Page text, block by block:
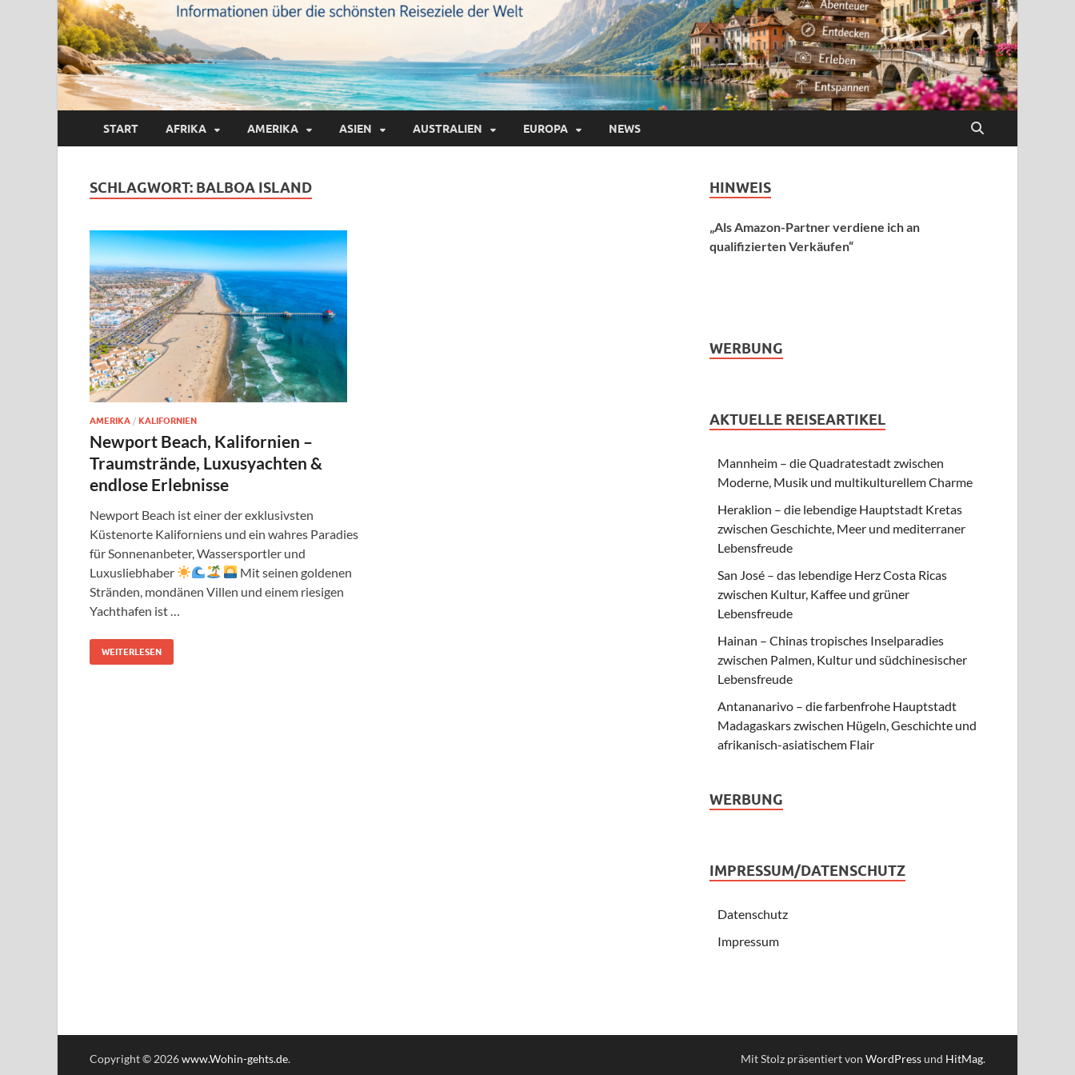
START AFRIKA AMERIKA ASIEN AUSTRALIEN EUROPA NEWS
SCHLAGWORT: BALBOA ISLAND
AMERIKA / KALIFORNIEN
Newport Beach, Kalifornien –
Traumstrände, Luxusyachten &
endlose Erlebnisse
Newport Beach ist einer der exklusivsten
Küstenorte Kaliforniens und ein wahres Paradies
für Sonnenanbeter, Wassersportler und
Luxusliebhaber
Mit seinen goldenen
Stränden, mondänen Villen und einem riesigen
Yachthafen ist …
WEITERLESEN
HINWEIS
„Als Amazon-Partner verdiene ich an
qualifizierten Verkäufen“
WERBUNG
AKTUELLE REISEARTIKEL
Mannheim – die Quadratestadt zwischen
Moderne, Musik und multikulturellem Charme
Heraklion – die lebendige Hauptstadt Kretas
zwischen Geschichte, Meer und mediterraner
Lebensfreude
San José – das lebendige Herz Costa Ricas
zwischen Kultur, Kaffee und grüner
Lebensfreude
Hainan – Chinas tropisches Inselparadies
zwischen Palmen, Kultur und südchinesischer
Lebensfreude
Antananarivo – die farbenfrohe Hauptstadt
Madagaskars zwischen Hügeln, Geschichte und
afrikanisch-asiatischem Flair
WERBUNG
IMPRESSUM/DATENSCHUTZ
Datenschutz
Impressum
Copyright © 2026www.Wohin-gehts.de. Mit Stolz präsentiert von WordPressund HitMag.